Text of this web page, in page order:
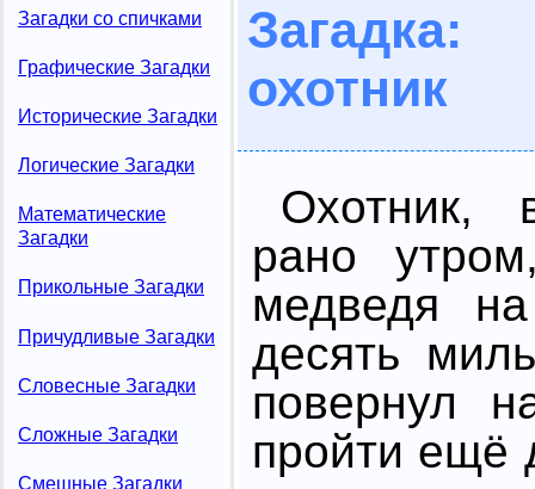
Загадки со спичками
Графические Загадки
Исторические Загадки
Логические Загадки
Математические
Загадки
Прикольные Загадки
Причудливые Загадки
Словесные Загадки
Сложные Загадки
Смешные Загадки
охотник
Охотник,
рано
медведя
десять
повернул
пройти ещё